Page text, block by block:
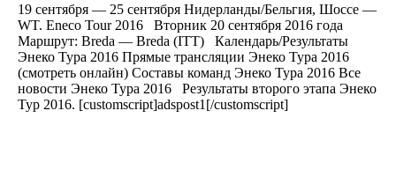
19 сентября — 25 сентября Нидерланды/Бельгия, Шоссе —
WT. Eneco Tour 2016 Вторник 20 сентября 2016 года
Маршрут: Breda — Breda (ITT) Календарь/Результаты
Энеко Тура 2016 Прямые трансляции Энеко Тура 2016
(смотреть онлайн) Составы команд Энеко Тура 2016 Все
новости Энеко Тура 2016 Результаты второго этапа Энеко
Тур 2016. [customscript]adspost1[/customscript]